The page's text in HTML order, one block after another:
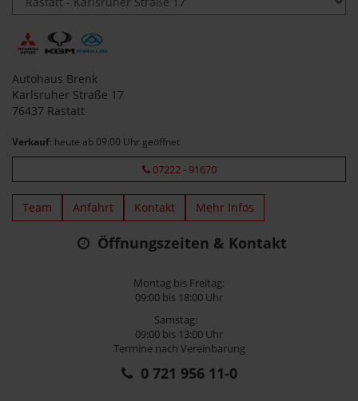
Autohaus Brenk
Karlsruher Straße 17
76437 Rastatt
Verkauf: heute ab 09:00 Uhr geöffnet
07222 - 91670
Team Anfahrt Kontakt Mehr Infos
Öffnungszeiten & Kontakt
Montag bis Freitag:
09:00 bis 18:00 Uhr
Samstag:
09:00 bis 13:00 Uhr
Termine nach Vereinbarung
0 721 956 11-0